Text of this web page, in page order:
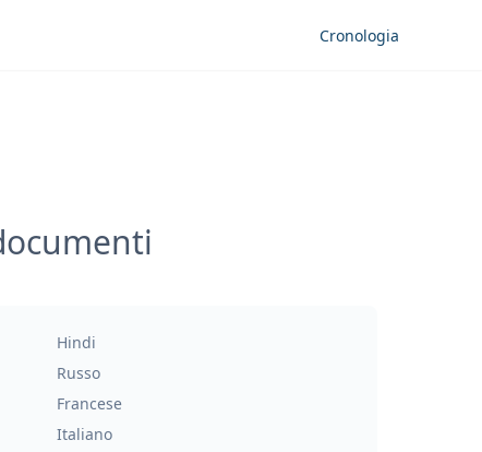
Cronologia
Hindi
Russo
Francese
Italiano